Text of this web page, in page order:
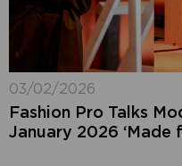
03/02/2026
Fashion Pro Talks
January 2026 ‘Made